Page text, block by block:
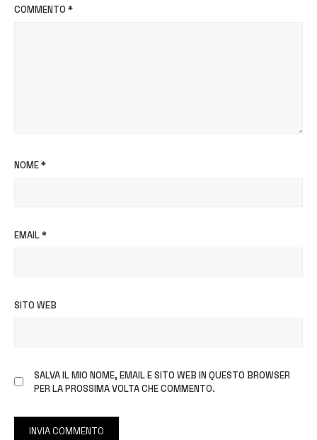
COMMENTO *
NOME*
EMAIL*
SITO WEB
SALVA IL MIO NOME, EMAIL E SITO WEB IN QUESTO BROWSER
PER LA PROSSIMA VOLTA CHE COMMENTO.